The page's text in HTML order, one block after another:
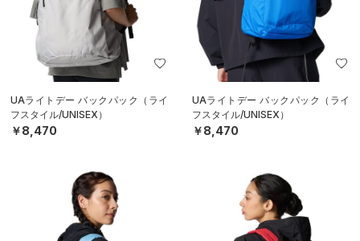
UAライトデー バックパック（ライ
フスタイル/UNISEX）
￥8,470
UAライトデー バックパック（ライ
フスタイル/UNISEX）
￥8,470